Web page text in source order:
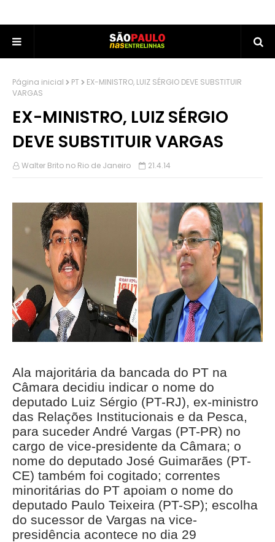
Página inicial PT
EX-MINISTRO, LUIZ SÉRGIO DEVE SUBSTITUIR
VARGAS
EX-MINISTRO, LUIZ SÉRGIO
DEVE SUBSTITUIR VARGAS
Walter Brito no Rio de Janeiro 21.4.14
Ala majoritária da bancada do PT na
Câmara decidiu indicar o nome do
deputado Luiz Sérgio (PT-RJ), ex-ministro
das Relações Institucionais e da Pesca,
para suceder André Vargas (PT-PR) no
cargo de vice-presidente da Câmara; o
nome do deputado José Guimarães (PT-
CE) também foi cogitado; correntes
minoritárias do PT apoiam o nome do
deputado Paulo Teixeira (PT-SP); escolha
do sucessor de Vargas na vice-
presidência acontece no dia 29